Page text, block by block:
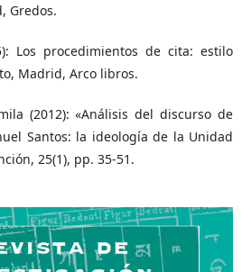
Gredos.
Los procedimientos de cita: estilo
Madrid, Arco libros.
(2012): «Análisis del discurso de
Santos: la ideología de la Unidad
25(1), pp. 35-51.